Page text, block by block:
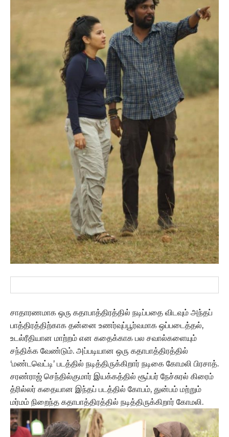
சாதாரணமாக ஒரு கதாபாத்திரத்தில் நடிப்பதை விடவும் அந்தப்
பாத்திரத்திற்காக தன்னை உணர்வுப்பூர்வமாக ஒப்படைத்தல்,
உடல்ரீதியான மாற்றம் என கதைக்காக பல சவால்களையும்
சந்திக்க வேண்டும். அப்படியான ஒரு கதாபாத்திரத்தில்
‘மண்டவெட்டி’ படத்தில் நடித்திருக்கிறார் நடிகை கோமலி பிரசாத்.
சரண்ராஜ் செந்தில்குமார் இயக்கத்தில் சூப்பர் நேச்சுரல் கிரைம்
த்ரில்லர் கதையான இந்தப் படத்தில் கோபம், துன்பம் மற்றும்
மர்மம் நிறைந்த கதாபாத்திரத்தில் நடித்திருக்கிறார் கோமலி.